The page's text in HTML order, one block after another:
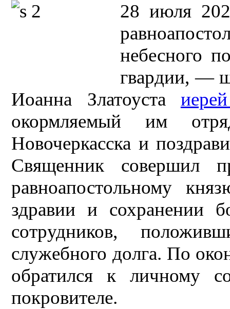
28 июля
небесного
гвардии, —
Иоанна Златоуста
окормляемый им
Новочеркасска и
Священник совершил
равноапостольному
здравии и сохранении
сотрудников,
служебного долга. По
обратился к личному
покровителе.